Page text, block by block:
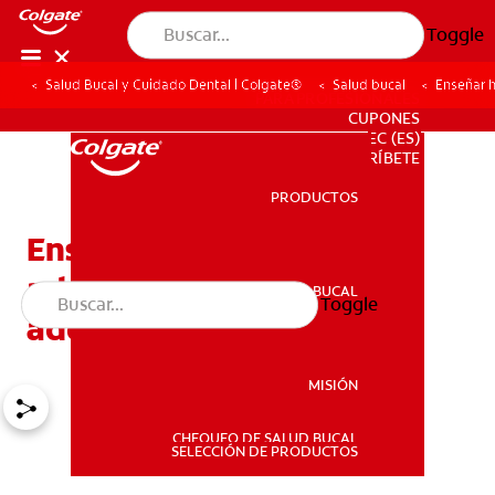
Toggle
SALUD BUCAL
PARA PROFESIONALES
CUPONES
EC (ES)
SUSCRÍBETE
PRODUCTOS
SALUD BUCAL
MISIÓN
CHEQUEO DE SALUD BUCAL
SELECCIÓN DE PRODUCTOS
Toggle
Salud Bucal y Cuidado Dental | Colgate® Salud bucal Enseñar
Enseñar higiene bucal
adecuada a los
adolescentes